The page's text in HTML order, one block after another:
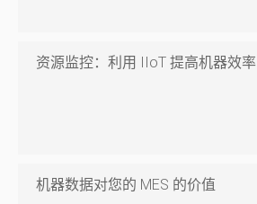
资源监控：利用 IIoT 提高机器效率
机器数据对您的 MES 的价值